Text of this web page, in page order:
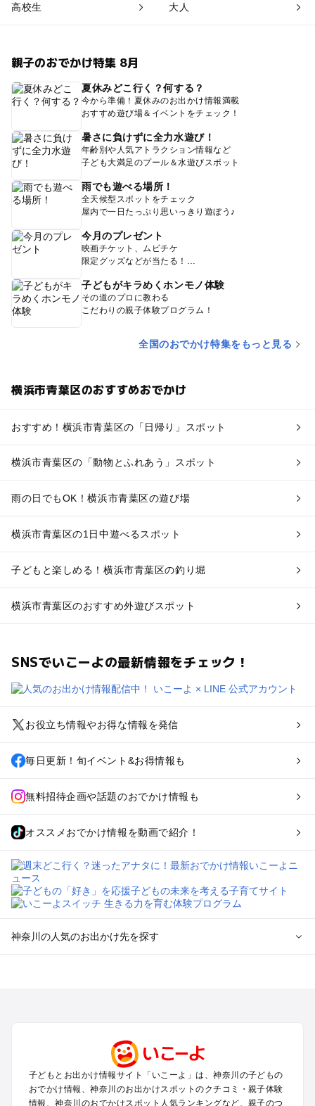
高校生 大人
親子のおでかけ特集 8月
夏休みどこ行く？何する？
今から準備！夏休みのお出かけ情報満載
おすすめ遊び場＆イベントをチェック！
暑さに負けずに全力水遊び！
年齢別や人気アトラクション情報など
子ども大満足のプール＆水遊びスポット
雨でも遊べる場所！
全天候型スポットをチェック
屋内で一日たっぷり思いっきり遊ぼう♪
今月のプレゼント
映画チケット、ムビチケ
限定グッズなどが当たる！
子どもがキラめくホンモノ体験
その道のプロに教わる
こだわりの親子体験プログラム！
全国のおでかけ特集をもっと見る
横浜市青葉区のおすすめおでかけ
おすすめ！横浜市青葉区の「日帰り」スポット
横浜市青葉区の「動物とふれあう」スポット
雨の日でもOK！横浜市青葉区の遊び場
横浜市青葉区の1日中遊べるスポット
子どもと楽しめる！横浜市青葉区の釣り堀
横浜市青葉区のおすすめ外遊びスポット
SNSでいこーよの最新情報をチェック！
お役立ち情報やお得な情報を発信
毎日更新！旬イベント&お得情報も
無料招待企画や話題のおでかけ情報も
オススメおでかけ情報を動画で紹介！
神奈川の人気のお出かけ先を探す
小田原・熱海・湯河原・真鶴のプールお出かけ
町田・相模原・愛川・上野原のプールお出かけ
新横浜・港北エリア・日吉・青葉台・鶴見のプールお出かけ
川崎のプールお出かけ
子どもとお出かけ情報サイト「いこーよ」は、神奈川の子どもの
おでかけ情報、神奈川のお出かけスポットのクチコミ・親子体験
情報、神奈川のおでかけスポット人気ランキングなど、親子のつ